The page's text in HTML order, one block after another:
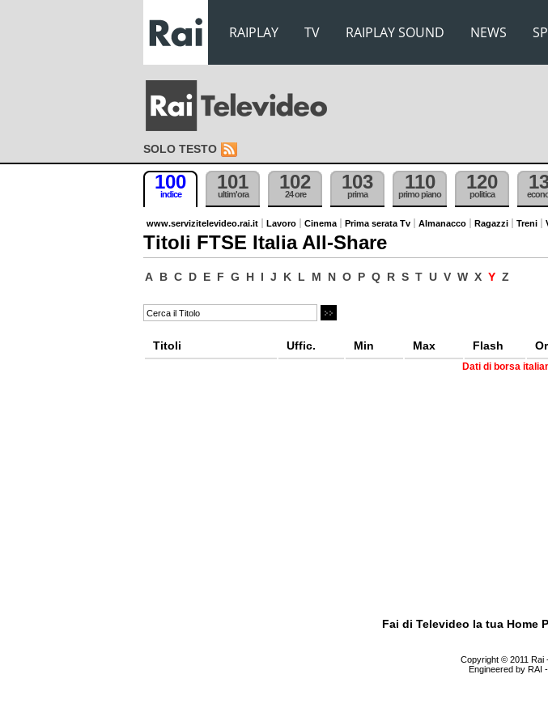
RAIPLAY TV RAIPLAY SOUND NEWS
SOLO TESTO
100
indice
101
ultim'ora
102
24 ore
103
prima
110
primo piano
120
politica
www.servizitelevideo.rai.it Lavoro Cinema Prima serata Tv Almanacco Ragazzi Treni
Titoli FTSE Italia All-Share
A B C D E F G H I J K L M N O P Q R S T U V W X Y Z
Titoli Uffic. Min Max Flash
Dati di borsa
Fai di Televideo la tua Home
Copyright © 2011 Rai
Engineered by RAI